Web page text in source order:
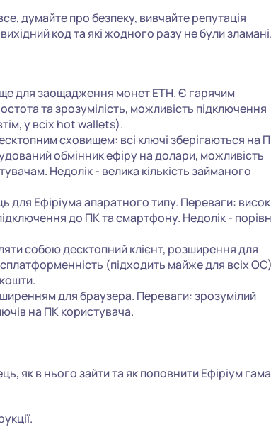
думайте про безпеку, вивчайте репутація
код та які жодного разу не були зламані.
для заощадження монет ETH. Є гарячим
та зрозумілість, можливість підключення
у всіх hot wallets).
сховищем: всі ключі зберігаються на
обмінник ефіру на долари, можливість
Недолік - велика кількість займаного
для Ефіріума апаратного типу. Переваги:
до ПК та смартфону. Недолік -
собою десктопний клієнт, розширення для
(підходить майже для всіх
для браузера. Переваги: зрозумілий
на ПК користувача.
як в нього зайти та як поповнити Ефіріум